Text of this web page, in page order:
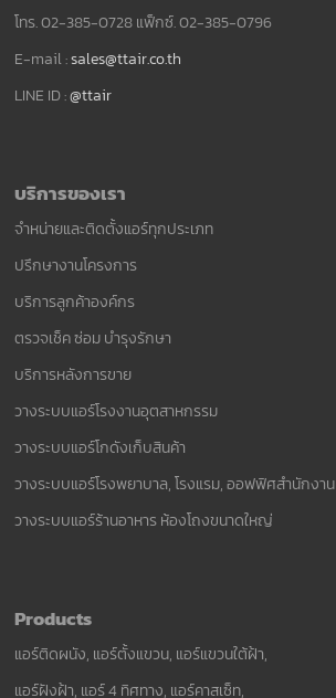
โทร. 02-385-0728 แฟ็กซ์. 02-385-0796
E-mail :sales@ttair.co.th
LINE ID :@ttair
บริการของเรา
จำหน่ายและติดตั้งแอร์ทุกประเภท
ปรึกษางานโครงการ
บริการลูกค้าองค์กร
ตรวจเช็ค ซ่อม บำรุงรักษา
บริการหลังการขาย
วางระบบแอร์โรงงานอุตสาหกรรม
วางระบบแอร์โกดังเก็บสินค้า
วางระบบแอร์โรงพยาบาล, โรงแรม, ออฟฟิศสำนักงาน
วางระบบแอร์ร้านอาหาร ห้องโถงขนาดใหญ่
Products
แอร์ติดผนัง, แอร์ตั้งแขวน, แอร์แขวนใต้ฝ้า,
แอร์ฝังฝ้า, แอร์ 4 ทิศทาง, แอร์คาสเซ็ท,